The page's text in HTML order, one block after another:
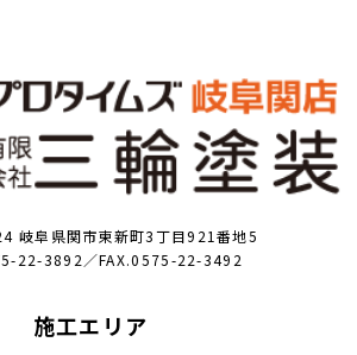
岐阜県関市東新町3丁目921番地5
22-3892／FAX.0575-22-3492
施工エリア